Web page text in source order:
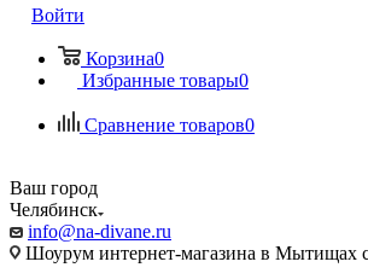
Войти
Корзина0
Избранные товары0
Сравнение товаров0
Ваш город
Челябинск
info@na-divane.ru
Шоурум интернет-магазина в Мытищах